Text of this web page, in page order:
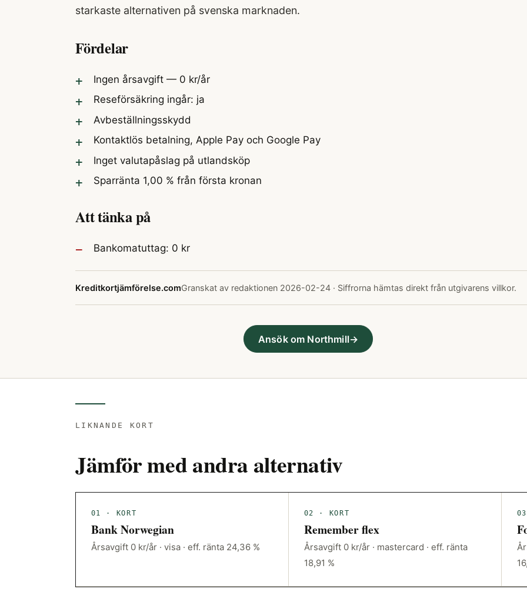
starkaste alternativen på svenska marknaden.
Fördelar
Ingen årsavgift — 0 kr/år
Reseförsäkring ingår: ja
Avbeställningsskydd
Kontaktlös betalning, Apple Pay och Google Pay
Inget valutapåslag på utlandsköp
Sparränta 1,00 % från första kronan
Att tänka på
Bankomatuttag: 0 kr
Kreditkortjämförelse.comGranskat av redaktionen 2026-02-24 · Siffrorna hämtas direkt från utgivarens villkor.
Ansök om Northmill
LIKNANDE KORT
Jämför med andra alternativ
01 · KORT
Bank Norwegian
Årsavgift 0 kr/år · visa · eff. ränta 24,36 %
02 · KORT
Remember flex
Årsavgift 0 kr/år · mastercard · eff. ränta
18,91 %